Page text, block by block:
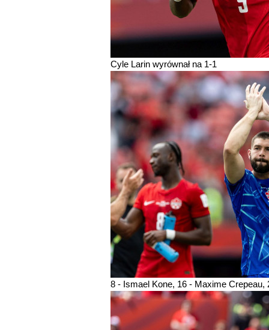
Cyle Larin wyrównał na 1-1
8 - Ismael Kone, 16 - Maxime Crepeau,